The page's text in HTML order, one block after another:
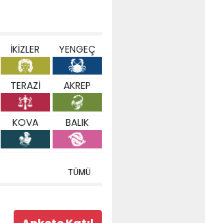
İKİZLER YENGEÇ
TERAZİ AKREP
KOVA BALIK
TÜMÜ